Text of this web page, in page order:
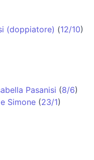
(doppiatore) (12/10)
Pasanisi (8/6)
Simone (23/1)